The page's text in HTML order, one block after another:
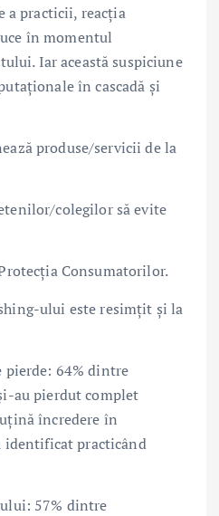
a practicii, reacția
în momentul
Iar această suspiciune
în cascadă și
produse/servicii de la
colegilor să evite
Consumatorilor.
ului este resimțit și la
pierde: 64% dintre
au pierdut complet
încredere în
identificat practicând
57% dintre